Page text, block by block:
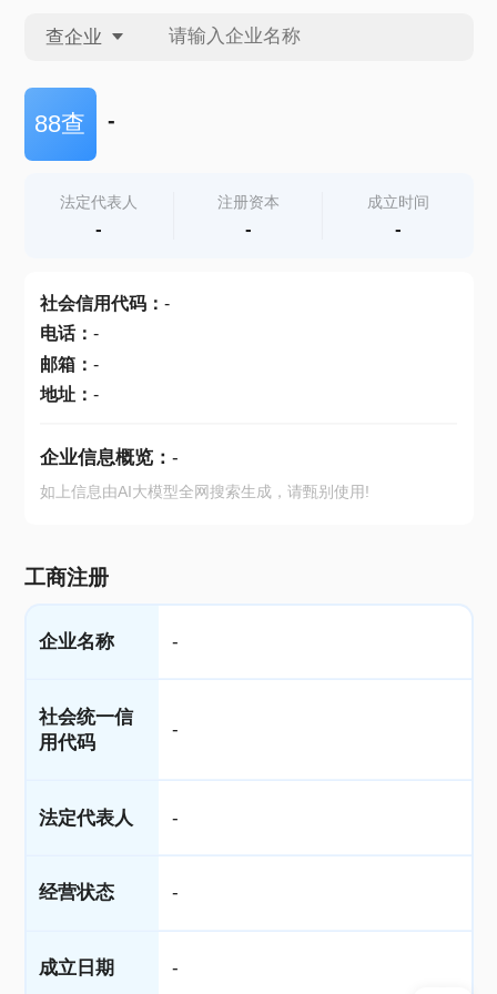
查企业
查企业
查产地
88查 -
法定代表人
-
注册资本
-
成立时间
-
社会信用代码： -
电话： -
邮箱： -
地址： -
企业信息概览： -
如上信息由AI大模型全网搜索生成，请甄别使用!
工商注册
企业名称 -
社会统一信
用代码
-
法定代表人 -
经营状态 -
成立日期 -